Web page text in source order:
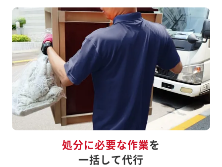
処分に必要な作業を
一括して代行